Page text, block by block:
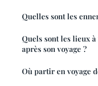
Quelles sont les
Quels sont les lieux
après son voyage ?
Où partir en voyage